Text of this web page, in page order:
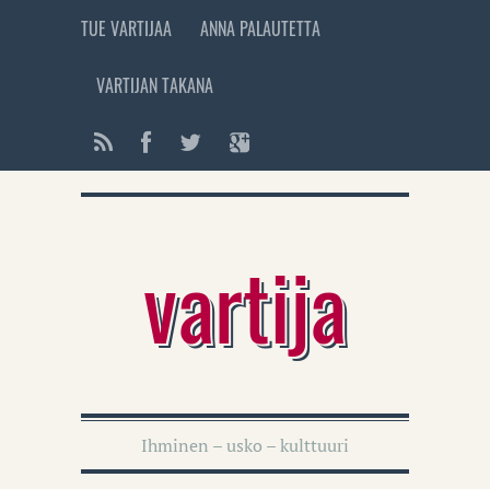
TUE VARTIJAA ANNA PALAUTETTA
VARTIJAN TAKANA
vartija
Ihminen – usko – kulttuuri